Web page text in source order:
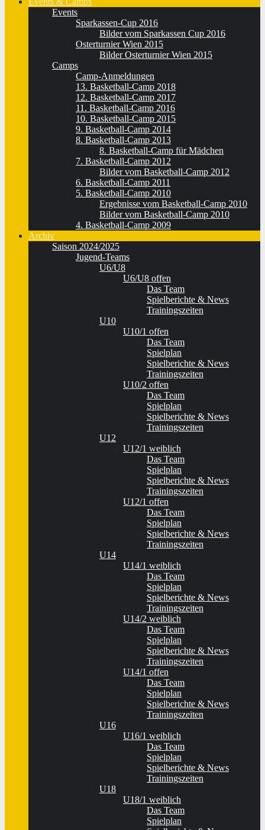
Events
Sparkassen-Cup 2016
Bilder vom Sparkassen Cup 2016
Osterturnier Wien 2015
Bilder Osterturnier Wien 2015
Camps
Camp-Anmeldungen
13. Basketball-Camp 2018
12. Basketball-Camp 2017
11. Basketball-Camp 2016
10. Basketball-Camp 2015
9. Basketball-Camp 2014
8. Basketball-Camp 2013
8. Basketball-Camp für Mädchen
7. Basketball-Camp 2012
Bilder vom Basketball-Camp 2012
6. Basketball-Camp 2011
5. Basketball-Camp 2010
Ergebnisse vom Basketball-Camp 2010
Bilder vom Basketball-Camp 2010
4. Basketball-Camp 2009
Archiv
Saison 2024/2025
Jugend-Teams
U6/U8
U6/U8 offen
Das Team
Spielberichte & News
Trainingszeiten
U10
U10/1 offen
Das Team
Spielplan
Spielberichte & News
Trainingszeiten
U10/2 offen
Das Team
Spielplan
Spielberichte & News
Trainingszeiten
U12
U12/1 weiblich
Das Team
Spielplan
Spielberichte & News
Trainingszeiten
U12/1 offen
Das Team
Spielplan
Spielberichte & News
Trainingszeiten
U14
U14/1 weiblich
Das Team
Spielplan
Spielberichte & News
Trainingszeiten
U14/2 weiblich
Das Team
Spielplan
Spielberichte & News
Trainingszeiten
U14/1 offen
Das Team
Spielplan
Spielberichte & News
Trainingszeiten
U16
U16/1 weiblich
Das Team
Spielplan
Spielberichte & News
Trainingszeiten
U18
U18/1 weiblich
Das Team
Spielplan